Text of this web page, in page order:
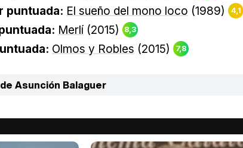
puntuada: El sueño del mono loco (1989) 4,1
Merlí (2015) 8,3
Olmos y Robles (2015) 7,8
Asunción Balaguer